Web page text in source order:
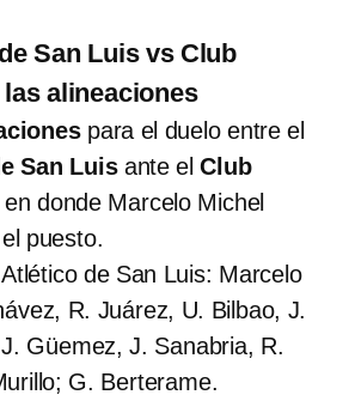
San Luis vs Club
alineaciones
para el duelo entre el
San Luis ante elClub
donde Marcelo Michel
puesto.
de San Luis: Marcelo
R. Juárez, U. Bilbao, J.
Güemez, J. Sanabria, R.
G. Berterame.